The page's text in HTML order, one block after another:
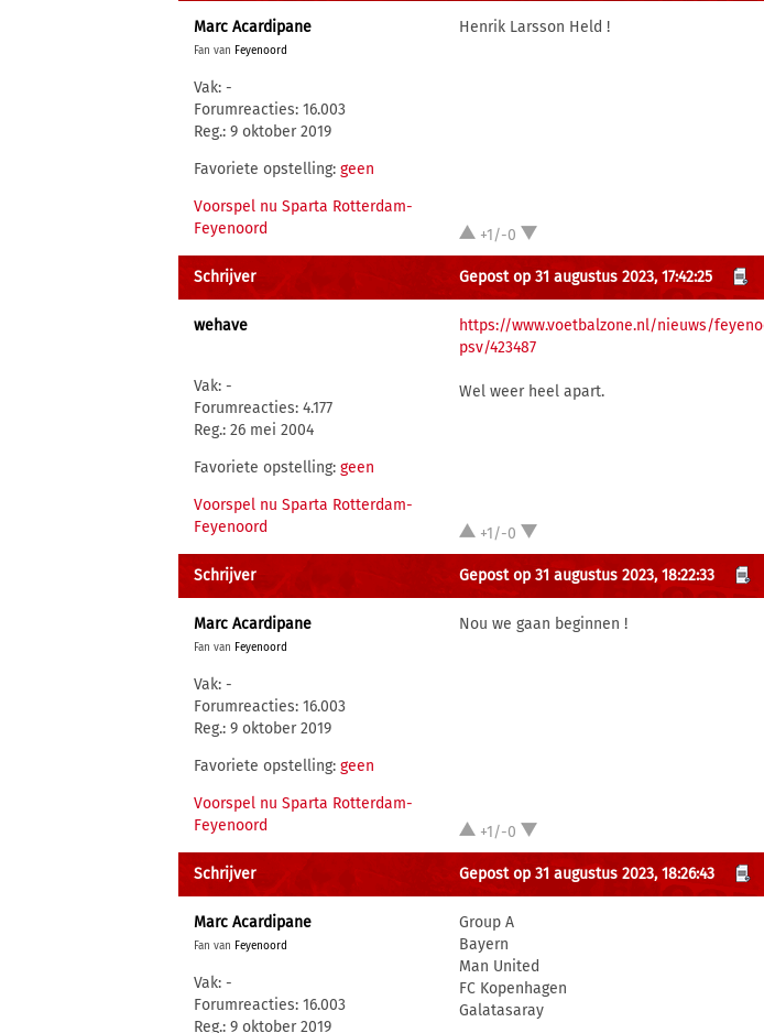
Marc Acardipane
Fan van Feyenoord
Vak: -
Forumreacties: 16.003
Reg.: 9 oktober 2019
Favoriete opstelling: geen
Voorspel nu Sparta Rotterdam-
Feyenoord
Henrik Larsson Held !
+1/-0
Schrijver Gepost op 31 augustus 2023, 17:42:25
wehave
Vak: -
Forumreacties: 4.177
Reg.: 26 mei 2004
Favoriete opstelling: geen
Voorspel nu Sparta Rotterdam-
Feyenoord
https://www.voetbalzone.nl/nieuws/
psv/423487
Wel weer heel apart.
+1/-0
Schrijver Gepost op 31 augustus 2023, 18:22:33
Marc Acardipane
Fan van Feyenoord
Vak: -
Forumreacties: 16.003
Reg.: 9 oktober 2019
Favoriete opstelling: geen
Voorspel nu Sparta Rotterdam-
Feyenoord
Nou we gaan beginnen !
+1/-0
Schrijver Gepost op 31 augustus 2023, 18:26:43
Marc Acardipane
Fan van Feyenoord
Vak: -
Forumreacties: 16.003
Reg.: 9 oktober 2019
Group A
Bayern
Man United
FC Kopenhagen
Galatasaray